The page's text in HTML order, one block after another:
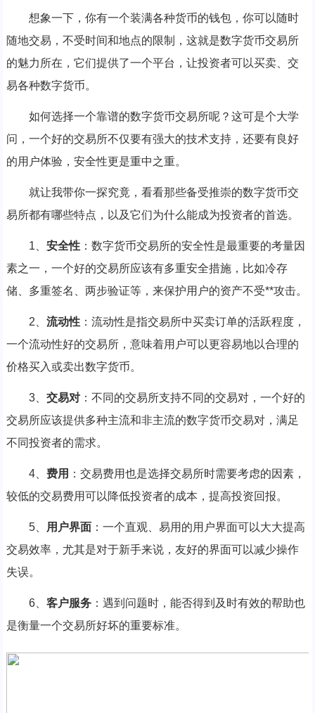
想象一下，你有一个装满各种货币的钱包，你可以随时
随地交易，不受时间和地点的限制，这就是数字货币交易所
的魅力所在，它们提供了一个平台，让投资者可以买卖、交
易各种数字货币。
如何选择一个靠谱的数字货币交易所呢？这可是个大学
问，一个好的交易所不仅要有强大的技术支持，还要有良好
的用户体验，安全性更是重中之重。️
就让我带你一探究竟，看看那些备受推崇的数字货币交
易所都有哪些特点，以及它们为什么能成为投资者的首选。
1、 安全性：数字货币交易所的安全性是最重要的考量因
素之一，一个好的交易所应该有多重安全措施，比如冷存
储、多重签名、两步验证等，来保护用户的资产不受**攻击。
2、 流动性：流动性是指交易所中买卖订单的活跃程度，
一个流动性好的交易所，意味着用户可以更容易地以合理的
价格买入或卖出数字货币。
3、 交易对：不同的交易所支持不同的交易对，一个好的
交易所应该提供多种主流和非主流的数字货币交易对，满足
不同投资者的需求。
4、 费用 ：交易费用也是选择交易所时需要考虑的因素，
较低的交易费用可以降低投资者的成本，提高投资回报。
5、 用户界面：一个直观、易用的用户界面可以大大提高
交易效率，尤其是对于新手来说，友好的界面可以减少操作
失误。
6、 客户服务：遇到问题时，能否得到及时有效的帮助也
是衡量一个交易所好坏的重要标准。